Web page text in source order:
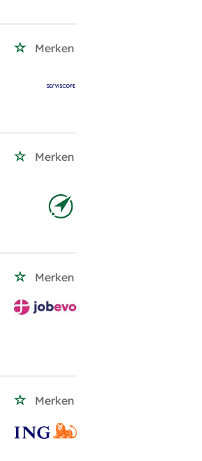
Merken
Merken
Merken
Merken